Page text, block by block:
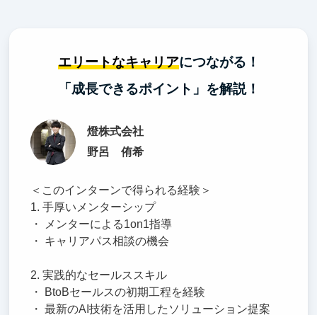
エリートなキャリアにつながる！
「成長できるポイント」を解説！
燈株式会社
野呂 侑希
＜このインターンで得られる経験＞
1. 手厚いメンターシップ
・ メンターによる1on1指導
・ キャリアパス相談の機会
2. 実践的なセールススキル
・ BtoBセールスの初期工程を経験
・ 最新のAI技術を活用したソリューション提案